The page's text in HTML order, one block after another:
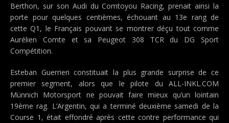
Berthon, sur son Audi du Comtoyou Racing, prenait ainsi la
porte pour quelques centièmes, échouant au 13e rang de
cette Q1, le Français pouvant se montrer déçu tout comme
Aurélien Comte et sa Peugeot 308 TCR du DG Sport
Compétition.
Esteban Guerrieri constituait la plus grande surprise de ce
premier segment, alors que le pilote du ALL-INKL.COM
Münnich Motorsport ne pouvait faire mieux qu’un lointain
19ème rag. L’Argentin, qui a terminé deuxième samedi de la
Course 1, était effondré après cette contre performance qui